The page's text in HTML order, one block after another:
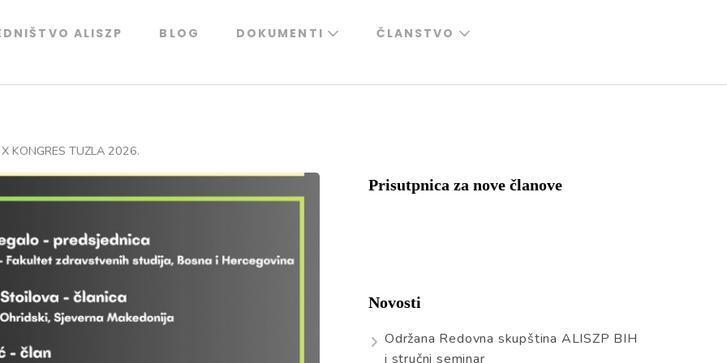
ALISZP BLOG DOKUMENTI
ČLANSTVO
KONGRES TUZLA 2026.
Prisutpnica za nove članove
Novosti
Održana Redovna skupština ALISZP BIH
i stručni seminar